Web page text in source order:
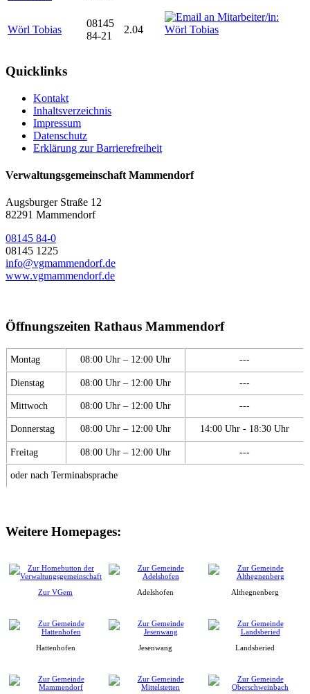
Wörl Tobias
08145
84-21
2.04
Quicklinks
Kontakt
Inhaltsverzeichnis
Impressum
Datenschutz
Erklärung zur Barrierefreiheit
Verwaltungsgemeinschaft Mammendorf
Augsburger Straße 12
82291 Mammendorf
08145 84-0
08145 1225
info@vgmammendorf.de
www.vgmammendorf.de
Öffnungszeiten Rathaus Mammendorf
Montag 08:00 Uhr – 12:00 Uhr ---
Dienstag 08:00 Uhr – 12:00 Uhr ---
Mittwoch 08:00 Uhr – 12:00 Uhr ---
Donnerstag 08:00 Uhr – 12:00 Uhr 14:00 Uhr - 18:30 Uhr
Freitag 08:00 Uhr – 12:00 Uhr ---
oder nach Terminabsprache
Weitere Homepages:
Zur VGem Adelshofen Althegnenberg
Hattenhofen Jesenwang Landsberied